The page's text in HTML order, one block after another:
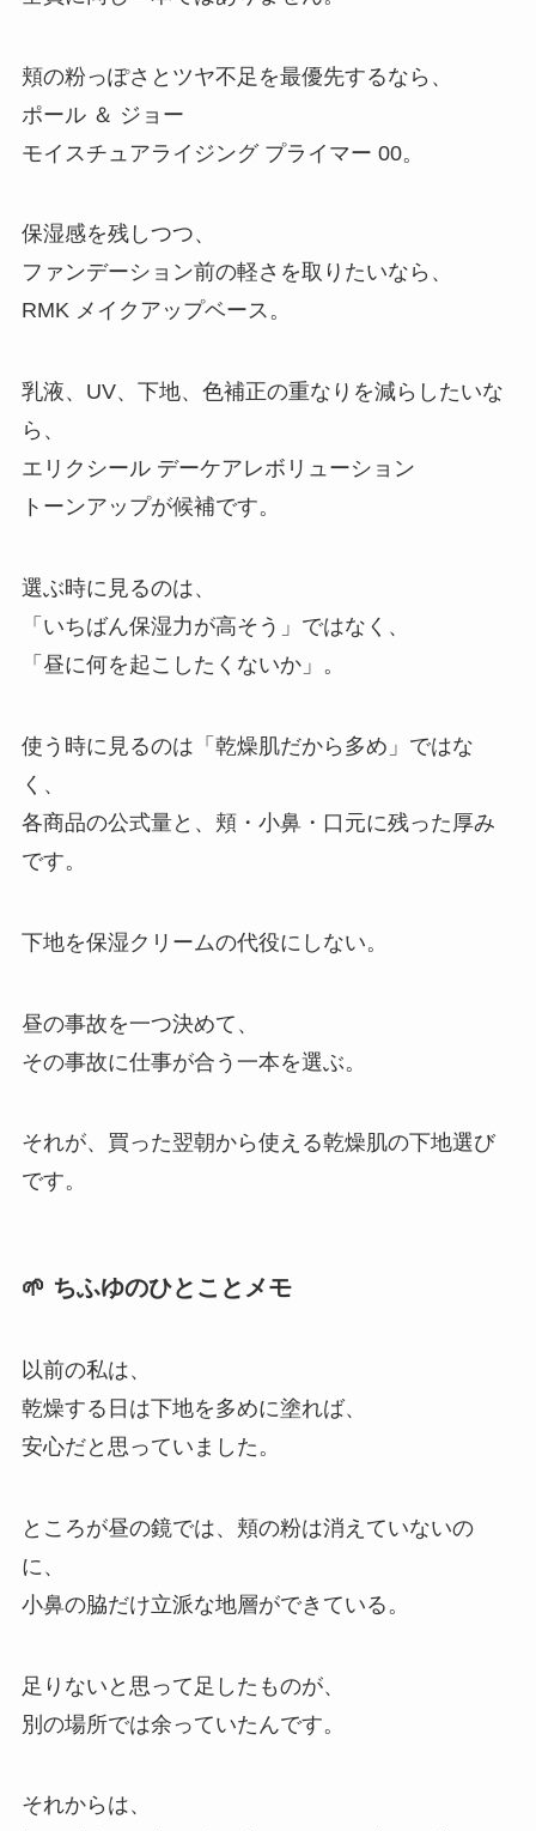
頬の粉っぽさとツヤ不足を最優先するなら、
ポール ＆ ジョー
モイスチュアライジング プライマー 00。
保湿感を残しつつ、
ファンデーション前の軽さを取りたいなら、
RMK メイクアップベース。
乳液、UV、下地、色補正の重なりを減らしたいな
ら、
エリクシール デーケアレボリューション
トーンアップが候補です。
選ぶ時に見るのは、
「いちばん保湿力が高そう」ではなく、
「昼に何を起こしたくないか」。
使う時に見るのは「乾燥肌だから多め」ではな
く、
各商品の公式量と、頬・小鼻・口元に残った厚み
です。
下地を保湿クリームの代役にしない。
昼の事故を一つ決めて、
その事故に仕事が合う一本を選ぶ。
それが、買った翌朝から使える乾燥肌の下地選び
です。
🌱 ちふゆのひとことメモ
以前の私は、
乾燥する日は下地を多めに塗れば、
安心だと思っていました。
ところが昼の鏡では、頬の粉は消えていないの
に、
小鼻の脇だけ立派な地層ができている。
足りないと思って足したものが、
別の場所では余っていたんです。
それからは、